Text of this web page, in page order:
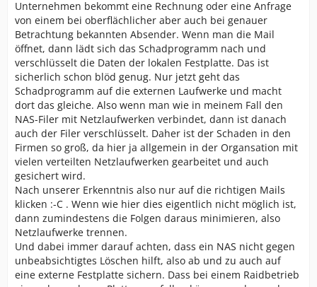
Unternehmen bekommt eine Rechnung oder eine Anfrage
von einem bei oberflächlicher aber auch bei genauer
Betrachtung bekannten Absender. Wenn man die Mail
öffnet, dann lädt sich das Schadprogramm nach und
verschlüsselt die Daten der lokalen Festplatte. Das ist
sicherlich schon blöd genug. Nur jetzt geht das
Schadprogramm auf die externen Laufwerke und macht
dort das gleiche. Also wenn man wie in meinem Fall den
NAS-Filer mit Netzlaufwerken verbindet, dann ist danach
auch der Filer verschlüsselt. Daher ist der Schaden in den
Firmen so groß, da hier ja allgemein in der Organsation mit
vielen verteilten Netzlaufwerken gearbeitet und auch
gesichert wird.
Nach unserer Erkenntnis also nur auf die richtigen Mails
klicken :-C . Wenn wie hier dies eigentlich nicht möglich ist,
dann zumindestens die Folgen daraus minimieren, also
Netzlaufwerke trennen.
Und dabei immer darauf achten, dass ein NAS nicht gegen
unbeabsichtigtes Löschen hilft, also ab und zu auch auf
eine externe Festplatte sichern. Dass bei einem Raidbetrieb